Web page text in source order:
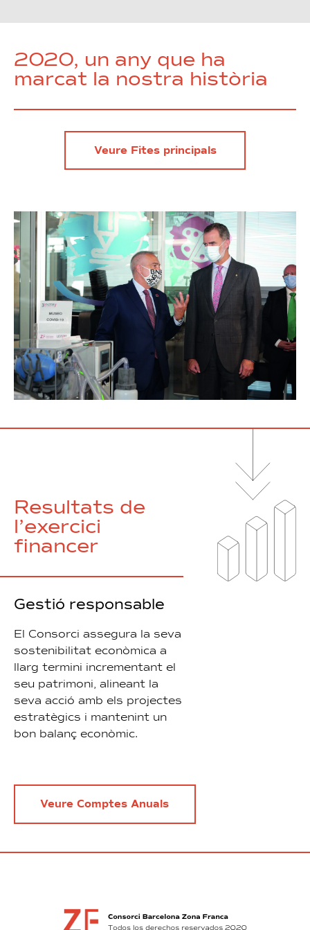
2020, un any que ha
marcat la nostra història
Veure Fites principals
Resultats de
l’exercici
financer
Gestió responsable
El Consorci assegura la seva
sostenibilitat econòmica a
llarg termini incrementant el
seu patrimoni, alineant la
seva acció amb els projectes
estratègics i mantenint un
bon balanç econòmic.
Veure Comptes Anuals